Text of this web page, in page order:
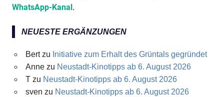
WhatsApp-Kanal.
NEUESTE ERGÄNZUNGEN
Bertzu Initiative zum Erhalt des Grüntals gegründet
Annezu Neustadt-Kinotipps ab 6. August 2026
Tzu Neustadt-Kinotipps ab 6. August 2026
sven zu Neustadt-Kinotipps ab 6. August 2026